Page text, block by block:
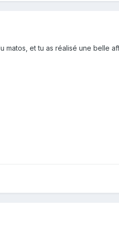
et tu as réalisé une belle